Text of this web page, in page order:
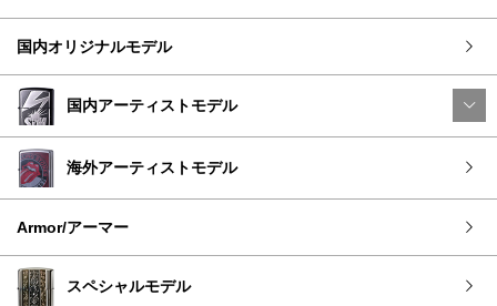
国内オリジナルモデル
国内アーティストモデル
海外アーティストモデル
Armor/アーマー
スペシャルモデル